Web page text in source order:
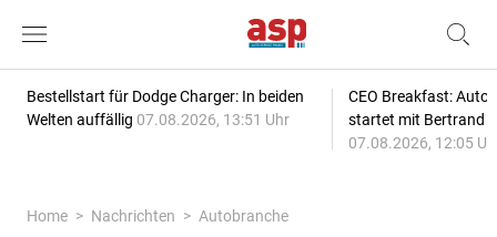
Bestellstart für Dodge Charger: In beiden
Welten auffällig 07.08.2026, 13:51 Uhr
CEO Breakfast:
startet mit Bertrand
07.08.2026, 12:05
Home Nachrichten
Autobranche